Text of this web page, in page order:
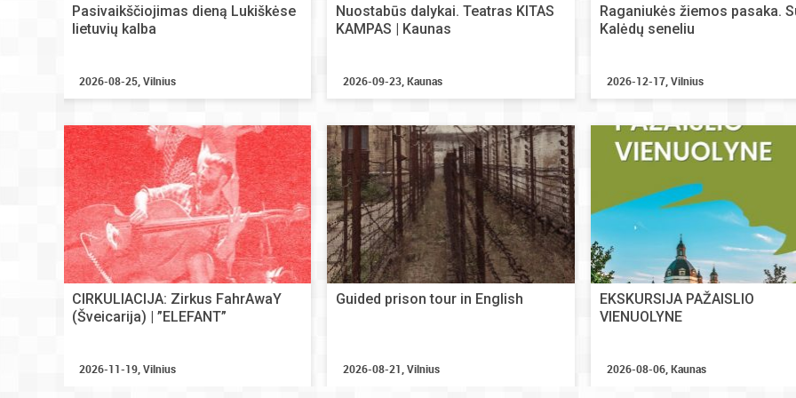
Pasivaikščiojimas dieną Lukiškėse
lietuvių kalba
2026-08-25, Vilnius
Nuostabūs dalykai. Teatras KITAS
KAMPAS | Kaunas
2026-09-23, Kaunas
Raganiukės žiemos pasaka.
Kalėdų seneliu
2026-12-17, Vilnius
CIRKULIACIJA: Zirkus FahrAwaY
(Šveicarija) | ”ELEFANT”
2026-11-19, Vilnius
Guided prison tour in English
2026-08-21, Vilnius
EKSKURSIJA PAŽAISLIO
VIENUOLYNE
2026-08-06, Kaunas